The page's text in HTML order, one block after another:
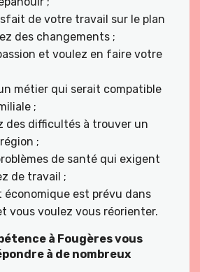
de votre travail sur le plan
des changements ;
et voulez en faire votre
métier qui serait compatible
;
des difficultés à trouver un
;
de santé qui exigent
de travail ;
est prévu dans
vous voulez vous réorienter.
à Fougères vous
à de nombreux